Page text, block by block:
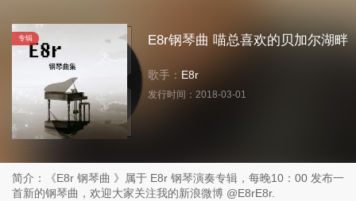
专辑 E8r钢琴曲 喵总喜欢的贝加尔湖畔
歌手： E8r
发行时间： 2018-03-01
简介：《E8r 钢琴曲 》属于 E8r 钢琴演奏专辑，每晚10：00 发布一
首新的钢琴曲，欢迎大家关注我的新浪微博 @E8rE8r.